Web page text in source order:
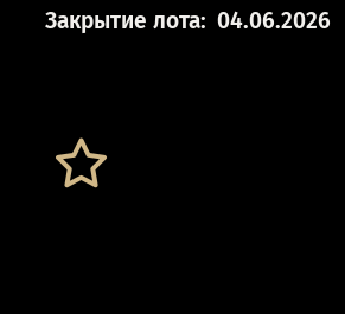
Закрытие лота: 04.06.2026